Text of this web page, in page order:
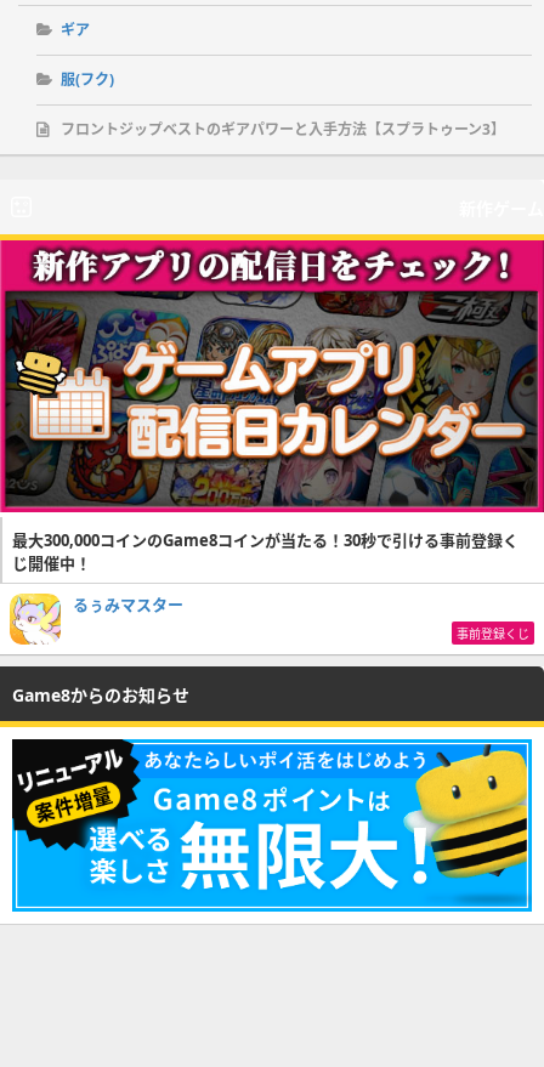
ギア
服(フク)
フロントジップベストのギアパワーと入手方法【スプラトゥーン3】
最大300,000コインのGame8コインが当たる！30秒で引ける事前登録く
じ開催中！
るぅみマスター
事前登録くじ
Game8からのお知らせ